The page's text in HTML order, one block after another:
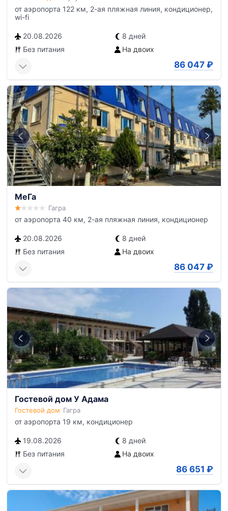
от аэропорта 122 км, 2-ая пляжная линия, кондиционер,
wi-fi
20.08.2026
8 дней
Без питания
На двоих
86 047 ₽
МеГа
Гагра
от аэропорта 40 км, 2-ая пляжная линия, кондиционер
20.08.2026
8 дней
Без питания
На двоих
86 047 ₽
Гостевой дом У Адама
Гостевой дом Гагра
от аэропорта 19 км, кондиционер
19.08.2026
8 дней
Без питания
На двоих
86 651 ₽